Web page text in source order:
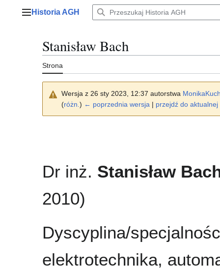
Menu główne
Historia AGH
Stanisław Bach
Strona
Wersja z 26 sty 2023, 12:37 autorstwa
(różn. ) ← poprzednia wersja | przejdź do aktualnej
Dr inż. Stanisław
2010)
Dyscyplina/
elektrotechnika,